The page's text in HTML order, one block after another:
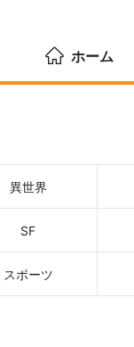
ホーム
異世界
SF
スポーツ